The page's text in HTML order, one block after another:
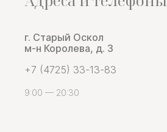
г. Старый Оскол
м-н Королева, д. 3
+7 (4725) 33-13-83
9:00 — 20:30